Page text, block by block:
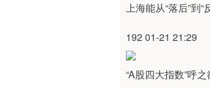
上海能从“落后”到
192 01-21 21:29
“A股四大指数”呼